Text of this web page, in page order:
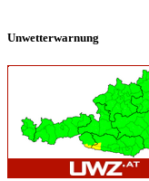
Unwetterwarnung